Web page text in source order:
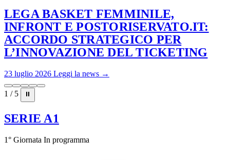
LEGA BASKET FEMMINILE,
INFRONT E POSTORISERVATO.IT:
ACCORDO STRATEGICO PER
L’INNOVAZIONE DEL TICKETING
23 luglio 2026 Leggi la news →
1 / 5 ⏸
SERIE A1
1° Giornata In programma